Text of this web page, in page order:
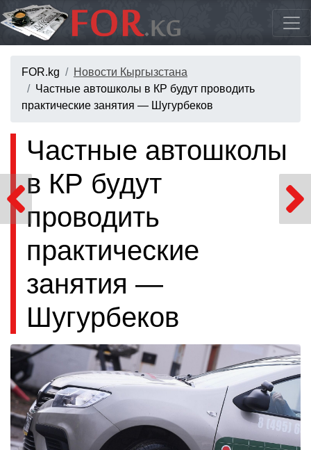
FOR.kg
Новости Кыргызстана
Частные автошколы в КР будут проводить
практические занятия — Шугурбеков
Частные автошколы
в КР будут
проводить
практические
занятия —
Шугурбеков